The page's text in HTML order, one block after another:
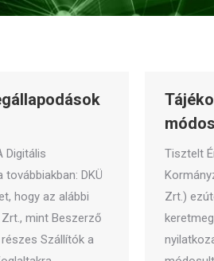
Digitális
DKÜ
hogy az alábbi
mint Beszerző
Szállítók a
Tisztelt
Zrt.)